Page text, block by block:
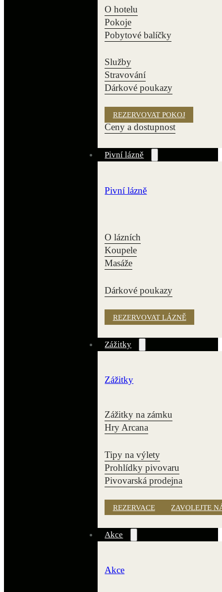
O hotelu
Pokoje
Pobytové balíčky
Služby
Stravování
Dárkové poukazy
REZERVOVAT POKOJ
Ceny a dostupnost
Pivní lázně
Pivní lázně
O lázních
Koupele
Masáže
Dárkové poukazy
REZERVOVAT LÁZNĚ
Zážitky
Zážitky
Zážitky na zámku
Hry Arcana
Tipy na výlety
Prohlídky pivovaru
Pivovarská prodejna
REZERVACE ZAVOLEJTE
Akce
Akce